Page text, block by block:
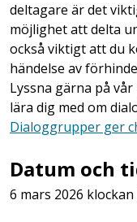
deltagare är det
möjlighet att delta
också viktigt att du
händelse av
Lyssna gärna på
lära dig med om
Dialoggrupper ger
Datum och
6 mars 2026 klockan